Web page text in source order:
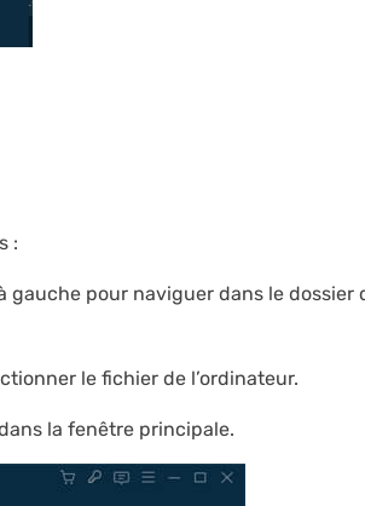
:
gauche pour naviguer dans le dossier
le fichier de l’ordinateur.
la fenêtre principale.